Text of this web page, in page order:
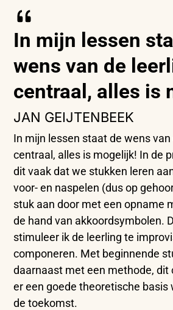
In mijn lessen
wens van de
centraal, alles is
JAN GEIJTENBEEK
In mijn lessen staat de wens van
centraal, alles is mogelijk! In de
dit vaak dat we stukken leren
voor- en naspelen (dus op
stuk aan door met een opname
de hand van akkoordsymbolen.
stimuleer ik de leerling te
componeren. Met beginnende
daarnaast met een methode, dit
er een goede theoretische basis
de toekomst.